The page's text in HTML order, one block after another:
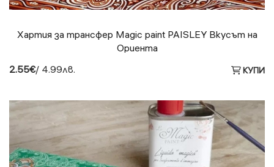
Хартия за трансфер Magic paint PAISLEY Вкусът на
Ориента
2.55€/ 4.99лв. КУПИ